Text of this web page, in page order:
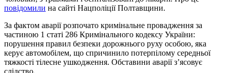
повідомили на сайті Нацполіції Полтавщини.
За фактом аварії розпочато кримінальне провадження за
частиною 1 статі 286 Кримінального кодексу України:
порушення правил безпеки дорожнього руху особою, яка
керує автомобілем, що спричинило потерпілому середньої
тяжкості тілесне ушкодження. Обставини аварії з’ясовує
слідство.